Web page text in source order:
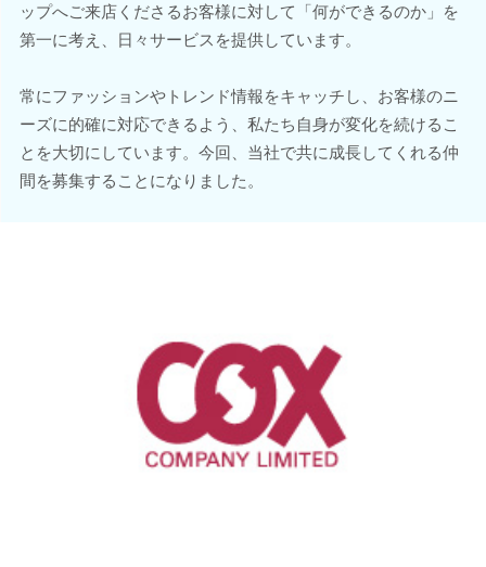
ップへご来店くださるお客様に対して「何ができるのか」を
第一に考え、日々サービスを提供しています。
常にファッションやトレンド情報をキャッチし、お客様のニ
ーズに的確に対応できるよう、私たち自身が変化を続けるこ
とを大切にしています。今回、当社で共に成長してくれる仲
間を募集することになりました。